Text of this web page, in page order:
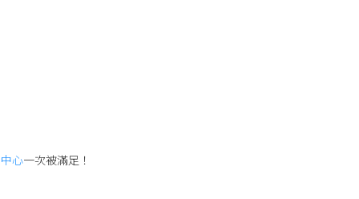
心一次被滿足！